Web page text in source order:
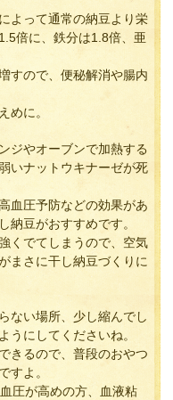
よって通常の納豆より栄
倍に、鉄分は1.8倍、亜
すので、便秘解消や腸内
めに。
ジやオーブンで加熱する
いナットウキナーゼが死
血圧予防などの効果があ
納豆がおすすめです。
くでてしまうので、空気
まさに干し納豆づくりに
ない場所、少し縮んでし
うにしてくださいね。
きるので、普段のおやつ
すよ。
圧が高めの方、血液粘